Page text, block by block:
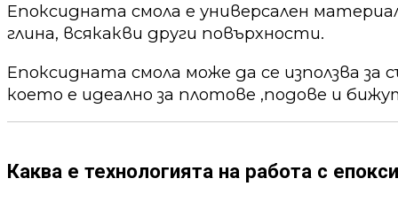
Епоксидната смола е универсален
глина, всякакви други повърхности.
Епоксидната смола може да се използва за
което е идеално за плотове ,подове и
Каква е технологията на работа с